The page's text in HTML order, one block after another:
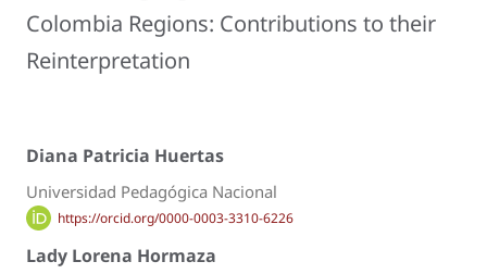
Colombia Regions: Contributions to their
Reinterpretation
Diana Patricia Huertas
Universidad Pedagógica Nacional
https://orcid.org/0000-0003-3310-6226
Lady Lorena Hormaza